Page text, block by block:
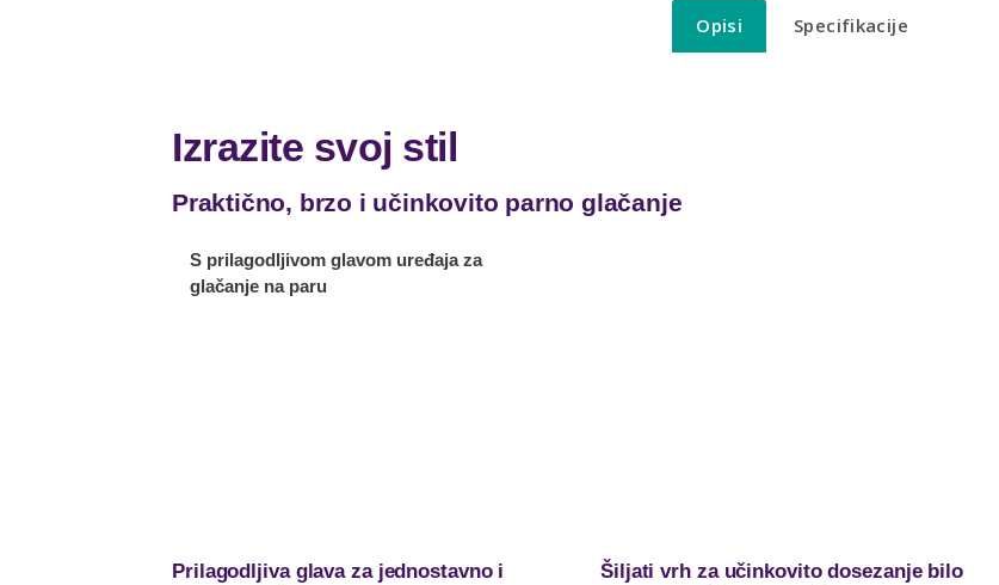
Opisi Specifikacije
Izrazite svoj stil
Praktično, brzo i učinkovito parno glačanje
S prilagodljivom glavom uređaja za
glačanje na paru
Prilagodljiva glava za jednostavno i
Šiljati vrh za učinkovito dosezanje bilo